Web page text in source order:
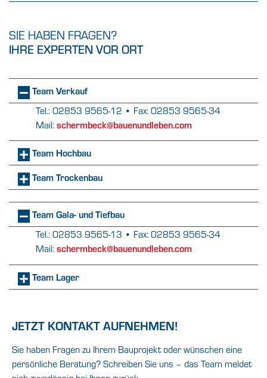
SIE HABEN FRAGEN?
IHRE EXPERTEN VOR ORT
Team Verkauf
Tel.: 02853 9565-12 • Fax: 02853 9565-34
Mail:schermbeck@bauenundleben.com
Team Hochbau
Team Trockenbau
Team Gala- und Tiefbau
Tel.: 02853 9565-13 • Fax: 02853 9565-34
Mail:schermbeck@bauenundleben.com
Team Lager
JETZT KONTAKT AUFNEHMEN!
Sie haben Fragen zu Ihrem Bauprojekt oder wünschen eine
persönliche Beratung? Schreiben Sie uns – das Team meldet